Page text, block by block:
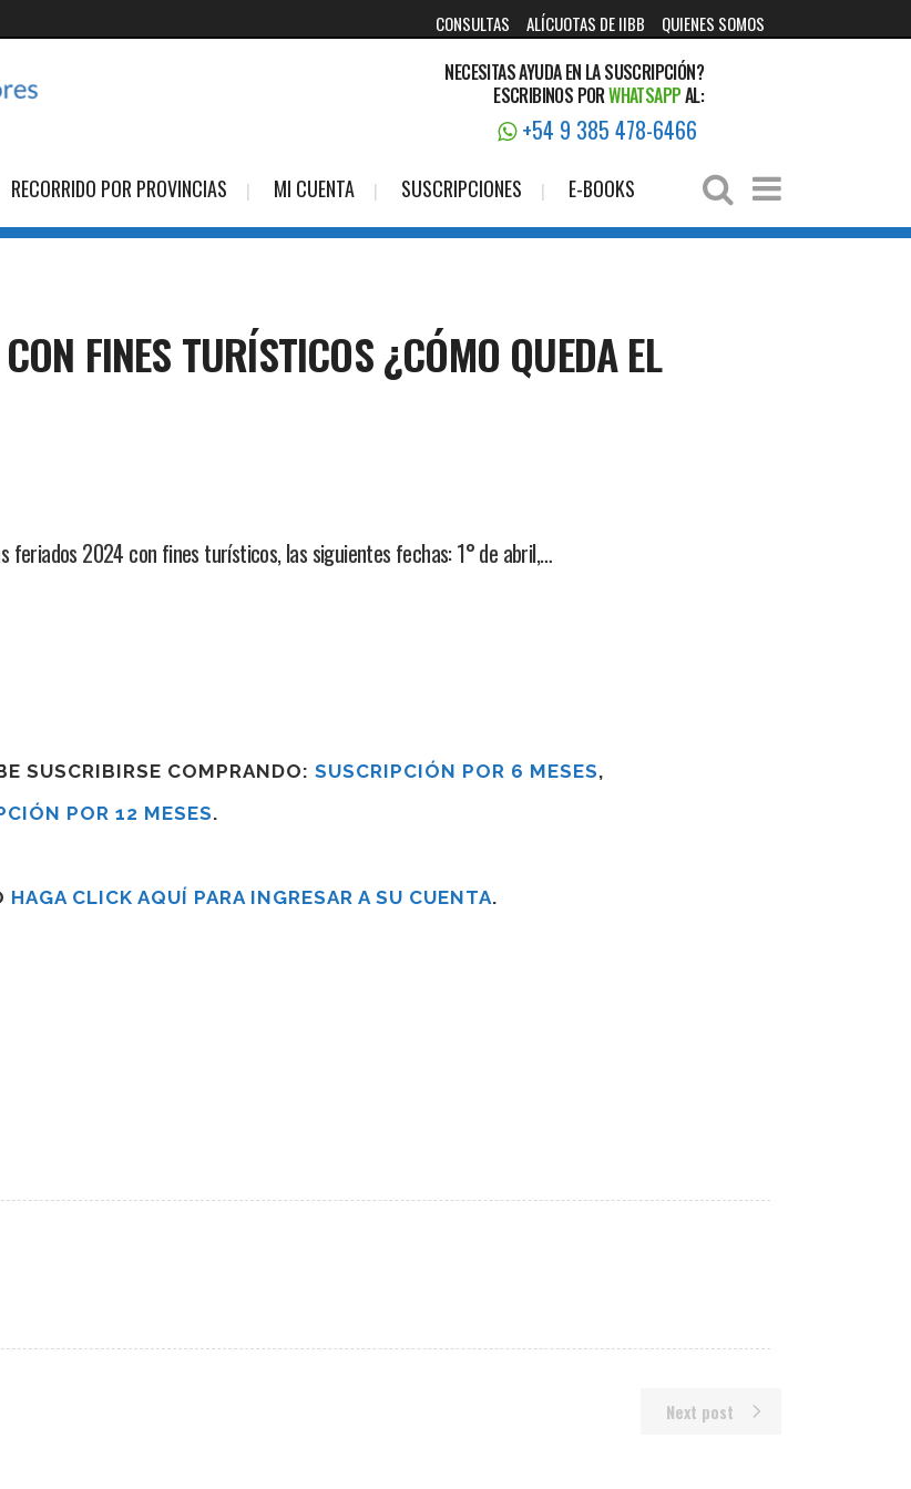
CONSULTAS ALÍCUOTAS DE IIBB QUIENES SOMOS
NECESITAS AYUDA EN LA SUSCRIPCIÓN?
ESCRIBINOS PORWHATSAPPAL:
+54 9 385 478-6466
RECORRIDO POR PROVINCIAS MI CUENTA SUSCRIPCIONES E-BOOKS
FINES TURÍSTICOS ¿CÓMO QUEDA EL
2024 con fines turísticos, las siguientes fechas: 1° de abril,…
SUSCRIBIRSE COMPRANDO: SUSCRIPCIÓN POR 6 MESES,
POR 12 MESES.
HAGA CLICK AQUÍ PARA INGRESAR A SU CUENTA.
Next post